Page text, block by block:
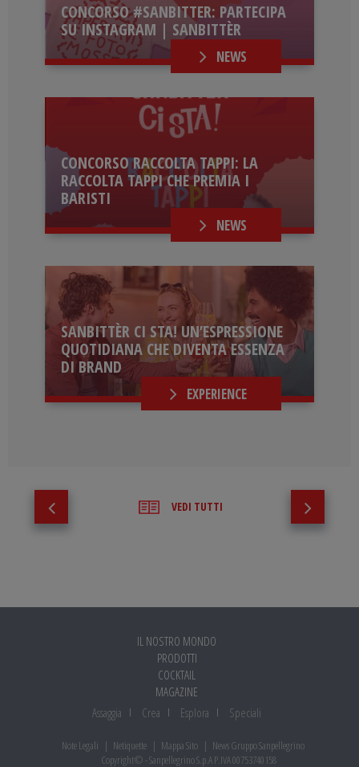
CONCORSO #SANBITTER: PARTECIPA
SU INSTAGRAM | SANBITTÈR
NEWS
CONCORSO RACCOLTA TAPPI: LA
RACCOLTA TAPPI CHE PREMIA I
BARISTI
NEWS
SANBITTÈR CI STA! UN’ESPRESSIONE
QUOTIDIANA CHE DIVENTA ESSENZA
DI BRAND
EXPERIENCE
VEDI TUTTI
IL NOSTRO MONDO
PRODOTTI
COCKTAIL
MAGAZINE
Assaggia
Crea Esplora Speciali
Note Legali Netiquette Mappa Sito
News Gruppo Sanpellegrino
Copyright© - Sanpellegrino S.p.A P.IVA 00753740158